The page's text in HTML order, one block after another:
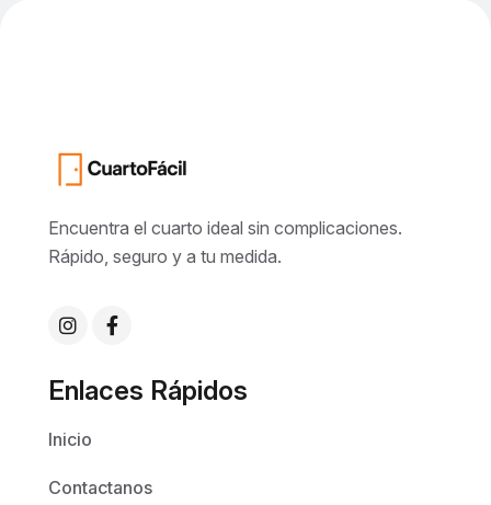
Encuentra el cuarto ideal sin complicaciones.
Rápido, seguro y a tu medida.
Enlaces Rápidos
Inicio
Contactanos